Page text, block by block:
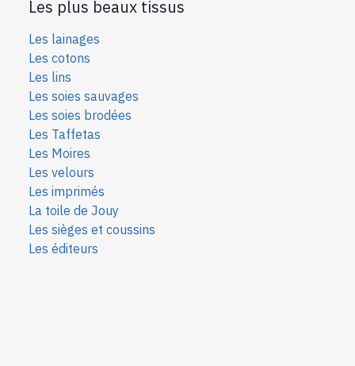
Les plus beaux tissus
Les lainages
Les cotons
Les lins
Les soies sauvages
Les soies brodées
Les Taffetas
Les Moires
Les velours
Les imprimés
La toile de Jouy
Les sièges et coussins
Les éditeurs